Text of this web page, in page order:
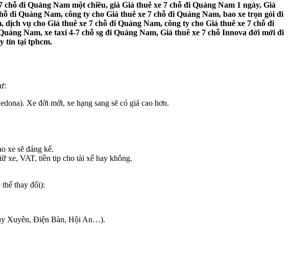
đi Quảng Nam một chiều, giá Giá thuê xe 7 chỗ đi Quảng Nam 1 ngày, Giá
đi Quảng Nam, công ty cho Giá thuê xe 7 chỗ đi Quảng Nam, bao xe trọn gói đi
vụ cho Giá thuê xe 7 chỗ đi Quảng Nam, công ty cho Giá thuê xe 7 chỗ đi
Nam, xe taxi 4-7 chỗ sg đi Quảng Nam, Giá thuê xe 7 chỗ Innova đời mới đi
tín tại tphcm.
Xe đời mới, xe hạng sang sẽ có giá cao hơn.
xe sẽ đáng kể.
xe, VAT, tiền tip cho tài xế hay không.
thay đổi):
Xuyên, Điện Bàn, Hội An…).